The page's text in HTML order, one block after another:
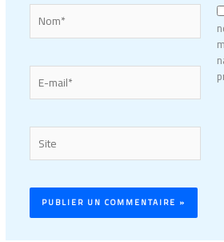
Nom*
E-
mail*
Site